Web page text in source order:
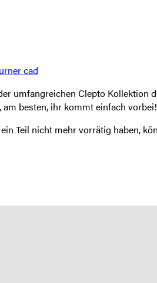
umfangreichen Clepto Kollektion
besten, ihr kommt einfach vorbei!
Teil nicht mehr vorrätig haben,